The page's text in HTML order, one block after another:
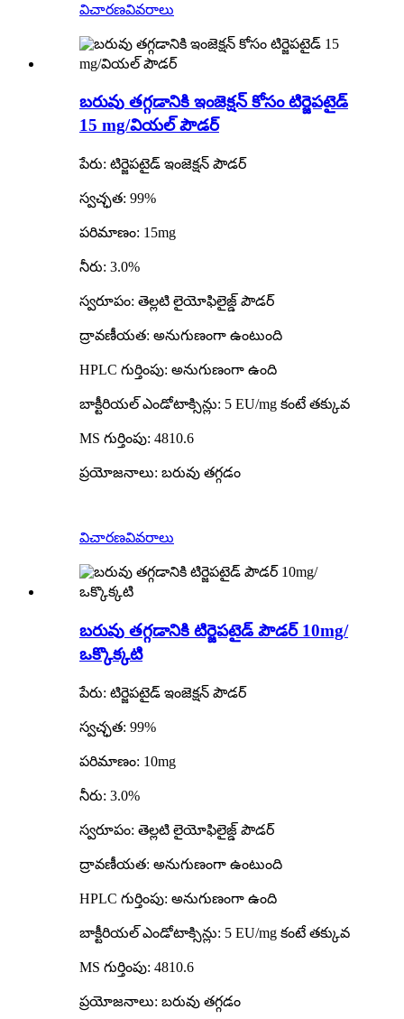
విచారణవివరాలు
బరువు తగ్గడానికి ఇంజెక్షన్ కోసం టిర్జెపటైడ్
15 mg/వియల్ పౌడర్
పేరు: టిర్జెపటైడ్ ఇంజెక్షన్ పౌడర్
స్వచ్ఛత: 99%
పరిమాణం: 15mg
నీరు: 3.0%
స్వరూపం: తెల్లటి లైయోఫిలైజ్డ్ పౌడర్
ద్రావణీయత: అనుగుణంగా ఉంటుంది
HPLC గుర్తింపు: అనుగుణంగా ఉంది
బాక్టీరియల్ ఎండోటాక్సిన్లు: 5 EU/mg కంటే తక్కువ
MS గుర్తింపు: 4810.6
ప్రయోజనాలు: బరువు తగ్గడం
విచారణవివరాలు
బరువు తగ్గడానికి టిర్జెపటైడ్ పౌడర్ 10mg/
ఒక్కొక్కటి
పేరు: టిర్జెపటైడ్ ఇంజెక్షన్ పౌడర్
స్వచ్ఛత: 99%
పరిమాణం: 10mg
నీరు: 3.0%
స్వరూపం: తెల్లటి లైయోఫిలైజ్డ్ పౌడర్
ద్రావణీయత: అనుగుణంగా ఉంటుంది
HPLC గుర్తింపు: అనుగుణంగా ఉంది
బాక్టీరియల్ ఎండోటాక్సిన్లు: 5 EU/mg కంటే తక్కువ
MS గుర్తింపు: 4810.6
ప్రయోజనాలు: బరువు తగ్గడం